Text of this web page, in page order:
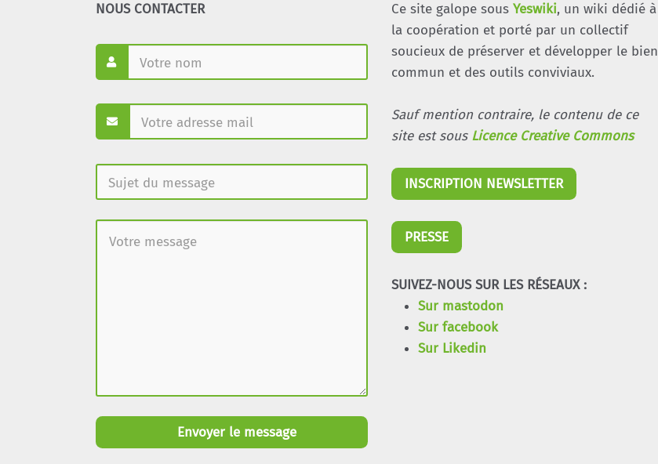
NOUS CONTACTER
Envoyer le message
Ce site galope sous Yeswiki, un wiki dédié à
la coopération et porté par un collectif
soucieux de préserver et développer le bien
commun et des outils conviviaux.
Sauf mention contraire, le contenu de ce
site est sous Licence Creative Commons
INSCRIPTION NEWSLETTER
PRESSE
SUIVEZ-NOUS SUR LES RÉSEAUX :
Sur mastodon
Sur facebook
Sur Likedin